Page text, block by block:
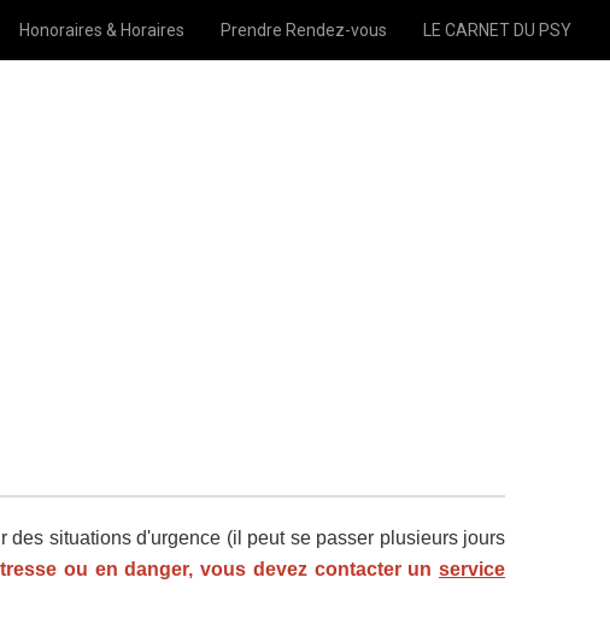
Honoraires & Horaires Prendre Rendez-vous LE CARNET DU PSY
situations d'urgence (il peut se passer plusieurs jours
ou en danger, vous devez contacter unservice